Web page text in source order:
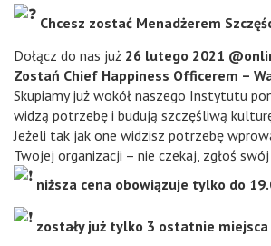
Chcesz zostać Menadżerem
Dołącz do nas już 26 lutego 2021
Zostań Chief Happiness Officerem –
Skupiamy już wokół naszego Instytutu
widzą potrzebę i budują szczęśliwą
Jeżeli tak jak one widzisz potrzebę
Twojej organizacji – nie czekaj, zgłoś swój
niższa cena obowiązuje tylko do
zostały już tylko 3 ostatnie miejsca